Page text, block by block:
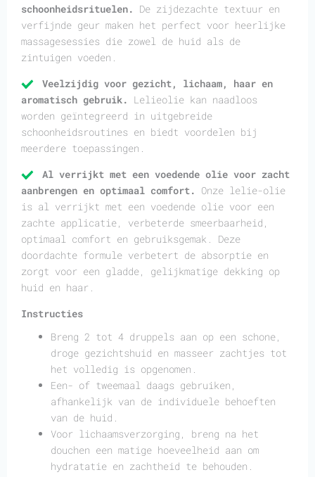
schoonheidsrituelen. De zijdezachte textuur en
verfijnde geur maken het perfect voor heerlijke
massagesessies die zowel de huid als de
zintuigen voeden.
Veelzijdig voor gezicht, lichaam, haar en
aromatisch gebruik. Lelieolie kan naadloos
worden geïntegreerd in uitgebreide
schoonheidsroutines en biedt voordelen bij
meerdere toepassingen.
Al verrijkt met een voedende olie voor zacht
aanbrengen en optimaal comfort. Onze lelie-olie
is al verrijkt met een voedende olie voor een
zachte applicatie, verbeterde smeerbaarheid,
optimaal comfort en gebruiksgemak. Deze
doordachte formule verbetert de absorptie en
zorgt voor een gladde, gelijkmatige dekking op
huid en haar.
Instructies
Breng 2 tot 4 druppels aan op een schone,
droge gezichtshuid en masseer zachtjes tot
het volledig is opgenomen.
Een- of tweemaal daags gebruiken,
afhankelijk van de individuele behoeften
van de huid.
Voor lichaamsverzorging, breng na het
douchen een matige hoeveelheid aan om
hydratatie en zachtheid te behouden.